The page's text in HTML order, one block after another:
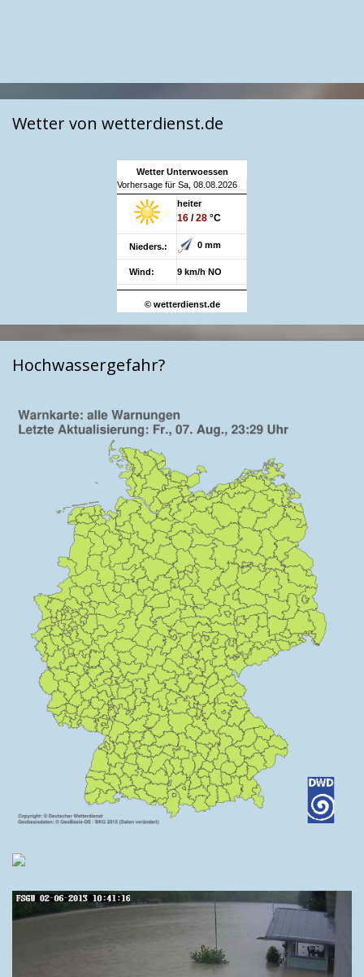
Wetter von wetterdienst.de
Wetter Unterwoessen
Vorhersage für Sa, 08.08.2026
heiter
16 /28 °C
Nieders.: 0 mm
Wind: 9 km/h NO
© wetterdienst.de
Hochwassergefahr?